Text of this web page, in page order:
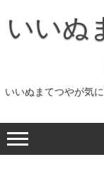
プ
いいぬ
いいぬまてつやが気